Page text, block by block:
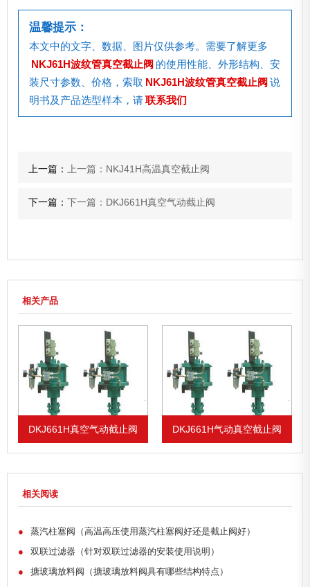
温馨提示：
本文中的文字、数据、图片仅供参考。需要了解更多
NKJ61H波纹管真空截止阀 的使用性能、外形结构、安
装尺寸参数、价格，索取 NKJ61H波纹管真空截止阀 说
明书及产品选型样本，请联系我们
上一篇：上一篇：NKJ41H高温真空截止阀
下一篇：下一篇：DKJ661H真空气动截止阀
相关产品
DKJ661H真空气动截止阀 DKJ661H气动真空截止阀
相关阅读
●
蒸汽柱塞阀（高温高压使用蒸汽柱塞阀好还是截止阀好）
●
双联过滤器（针对双联过滤器的安装使用说明）
●
搪玻璃放料阀（搪玻璃放料阀具有哪些结构特点）